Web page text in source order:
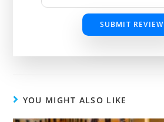
SUBMIT REVIEW
YOU MIGHT ALSO LIKE